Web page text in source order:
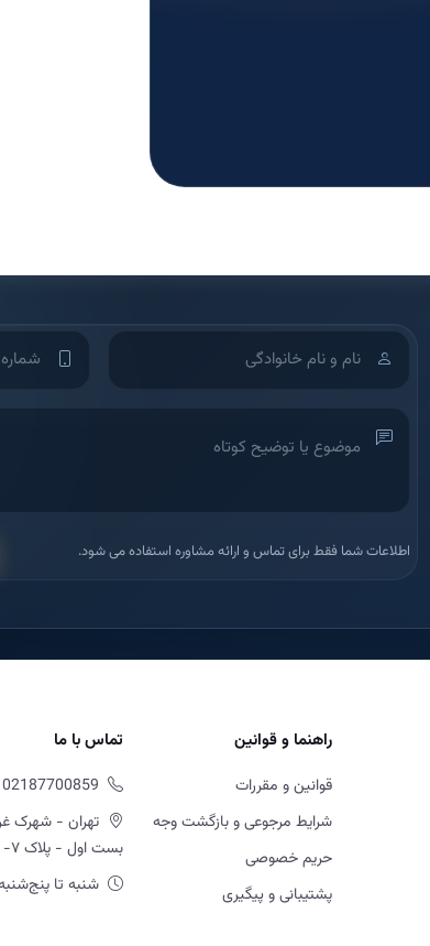
اطلاعات شما فقط برای تماس و ارائه مشاوره استفاده می شود.
راهنما و قوانین
قوانین و مقررات
شرایط مرجوعی و بازگشت وجه
حریم خصوصی
پشتیبانی و پیگیری
تماس با ما
02187700859
تهران - شهرک
بست اول - پلاک ۷- طبقه ۵
شنبه تا پنج‌شنبه، ۹ تا